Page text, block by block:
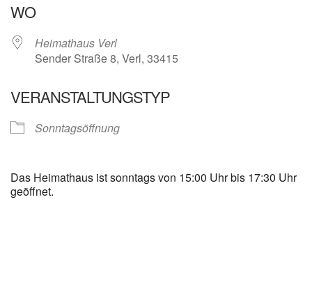
WO
Heimathaus Verl
Sender Straße 8, Verl, 33415
VERANSTALTUNGSTYP
Sonntagsöffnung
Das Heimathaus ist sonntags von 15:00 Uhr bis 17:30 Uhr
geöffnet.